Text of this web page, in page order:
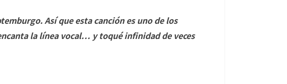
Así que esta canción es uno de los
la línea vocal… y toqué infinidad de veces